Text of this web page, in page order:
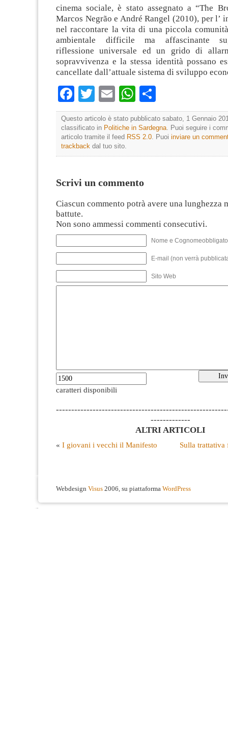
cinema sociale, è stato assegnato a “The
Marcos Negrão e André Rangel (2010), per l’
nel raccontare la vita di una piccola
ambientale difficile ma affascinante
riflessione universale ed un grido di
sopravvivenza e la stessa identità possano
cancellate dall’attuale sistema di sviluppo
Facebook
TwitterEmailWhatsApp
Questo articolo è stato pubblicato sabato, 1 Gennaio
classificato in Politiche in Sardegna. Puoi seguire i
articolo tramite il feed RSS 2.0. Puoi inviare un
trackback dal tuo sito.
Scrivi un commento
Ciascun commento potrà avere una lunghezza
battute.
Non sono ammessi commenti consecutivi.
Nome e
E-mail (non verrà
Sito Web
caratteri disponibili
-------------
ALTRI ARTICOLI
« I giovani i vecchi il Manifesto Sulla trattativa
Webdesign Visus 2006, su piattaforma WordPress